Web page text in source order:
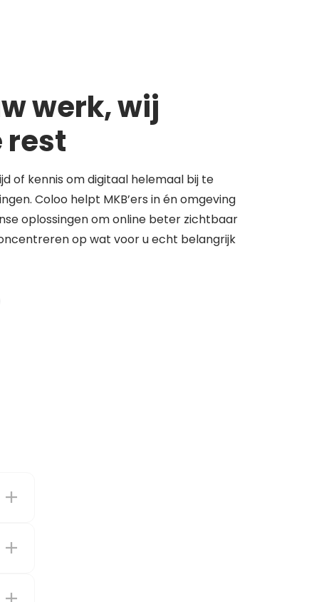
werk, wij
rest
of kennis om digitaal helemaal bij te
Coloo helpt MKB’ers in én omgeving
oplossingen om online beter zichtbaar
op wat voor u echt belangrijk